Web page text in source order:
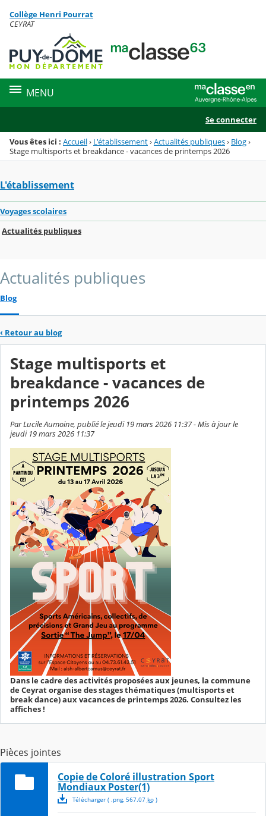
Menu de la rubrique
Contenu
Collège Henri Pourrat
CEYRAT
MENU
Se connecter
Vous êtes ici : Accueil› L'établissement›Actualités publiques› Blog›
Stage multisports et breakdance - vacances de printemps 2026
L'établissement
Voyages scolaires
Actualités publiques
Actualités publiques
Blog
‹ Retour au blog
Stage multisports et
breakdance - vacances de
printemps 2026
Par Lucile Aumoine, publié le jeudi 19 mars 2026 11:37 - Mis à jour le
jeudi 19 mars 2026 11:37
Dans le cadre des activités proposées aux jeunes, la commune
de Ceyrat organise des stages thématiques (multisports et
break dance) aux vacances de printemps 2026. Consultez les
affiches !
Pièces jointes
Copie de Coloré illustration Sport
Mondiaux Poster(1)
Télécharger( .png, 567.07 ko)